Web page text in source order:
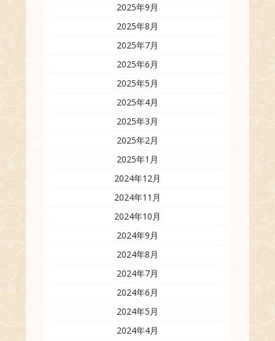
2025年9月
2025年8月
2025年7月
2025年6月
2025年5月
2025年4月
2025年3月
2025年2月
2025年1月
2024年12月
2024年11月
2024年10月
2024年9月
2024年8月
2024年7月
2024年6月
2024年5月
2024年4月